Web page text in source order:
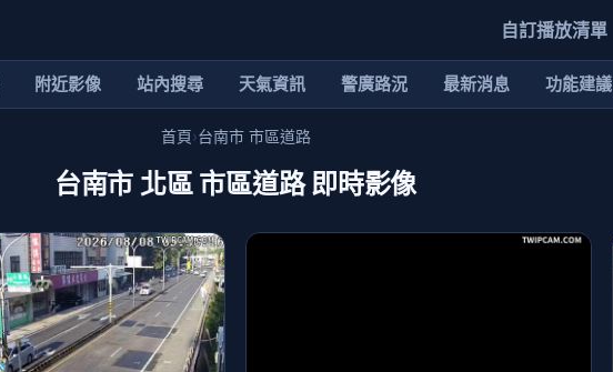
自訂播放清單
附近影像 站內搜尋 天氣資訊 警廣路況 最新消息 功能建議
首頁›台南市 市區道路
台南市 北區 市區道路 即時影像